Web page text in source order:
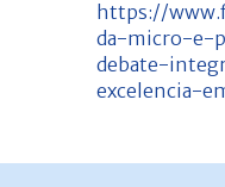
https://
da-micro-e-
debate-
excelencia-